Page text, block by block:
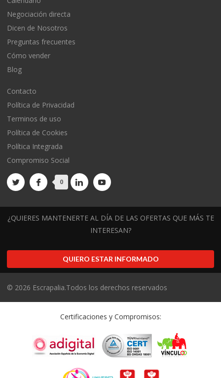
Negociación directa
Dicen de Nosotros
Preguntas frecuentes
Cómo vender
Blog
Contacto
Política de Privacidad
Terminos de uso
Política de Cookies
Política Integrada
Compromiso Social
0
¿QUIERES MANTENERTE AL DÍA DE LAS OFERTAS QUE MÁS TE
INTERESAN?
QUIERO ESTAR INFORMADO
© 2026 Escrapalia.Todos los derechos reservados
Certificaciones y Compromisos: